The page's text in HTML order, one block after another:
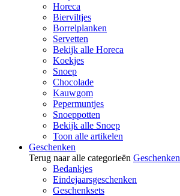
Horeca
Bierviltjes
Borrelplanken
Servetten
Bekijk alle Horeca
Koekjes
Snoep
Chocolade
Kauwgom
Pepermuntjes
Snoeppotten
Bekijk alle Snoep
Toon alle artikelen
Geschenken
Terug naar alle categorieën Geschenken
Bedankjes
Eindejaarsgeschenken
Geschenksets